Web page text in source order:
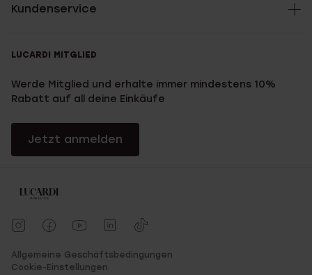
Kundenservice
LUCARDI MITGLIED
Werde Mitglied und erhalte immer mindestens 10%
Rabatt auf all deine Einkäufe
Jetzt anmelden
Allgemeine Geschäftsbedingungen
Cookie-Einstellungen